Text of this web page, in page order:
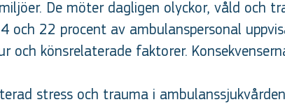
De möter dagligen olyckor, våld och
och 22 procent av ambulanspersonal
könsrelaterade faktorer.
stress och trauma i